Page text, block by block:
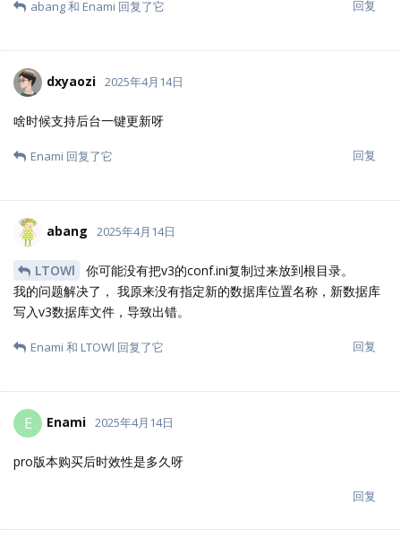
回复
abang和 Enami 回复了它
dxyaozi 2025年4月14日
啥时候支持后台一键更新呀
回复
Enami 回复了它
abang 2025年4月14日
LTOWl
你可能没有把v3的conf.ini复制过来放到根目录。
我的问题解决了， 我原来没有指定新的数据库位置名称，新数据库
写入v3数据库文件，导致出错。
回复
Enami 和 LTOWl 回复了它
E Enami 2025年4月14日
pro版本购买后时效性是多久呀
回复